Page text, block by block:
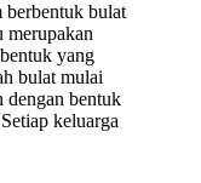
berbentuk bulat
merupakan
yang
bulat mulai
dengan bentuk
keluarga